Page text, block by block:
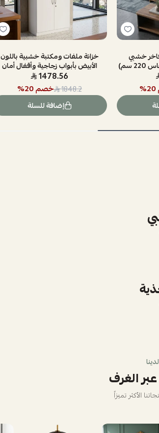
خشبي
سم)
20
%
خزانة ملفات ومكتبة خشبية باللون
الأبيض بأبواب زجاجية وأقفال أمان
1478.56
1848.2 خصم20
%
إضافة للسلة
الغرف
الأكثر تميزاً